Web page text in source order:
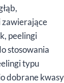
zawierające
peelingi
stosowania
typu
dobrane kwasy